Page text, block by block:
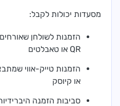
מסעדות יכולות לקבל:
הזמנות לשולחן
QR או טאבלטים
או קיוסק
סביבות הזמנה